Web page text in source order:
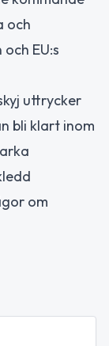
och
EU:s
uttrycker
bli klart inom
om